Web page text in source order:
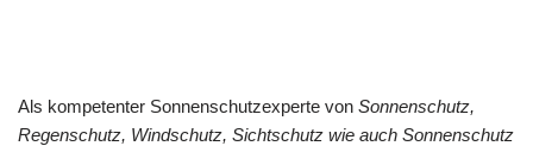
Als kompetenter Sonnenschutzexperte von Sonnenschutz,
Regenschutz, Windschutz, Sichtschutz wie auch Sonnenschutz